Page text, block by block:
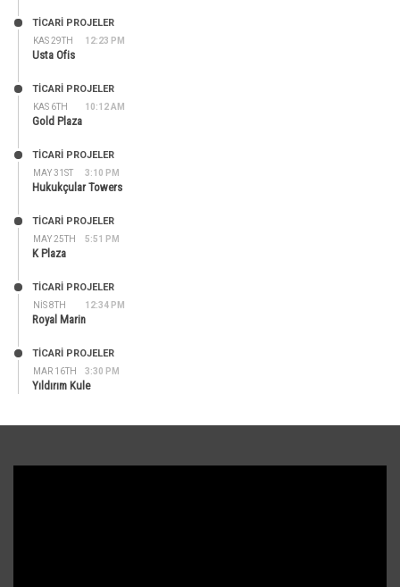
KAS 29TH 12:23 PM
TİCARİ PROJELER
Usta Ofis
KAS 6TH 10:12 AM
TİCARİ PROJELER
Gold Plaza
MAY 31ST 3:10 PM
TİCARİ PROJELER
Hukukçular Towers
MAY 25TH 5:51 PM
TİCARİ PROJELER
K Plaza
NIS 8TH 12:34 PM
TİCARİ PROJELER
Royal Marin
MAR 16TH 3:30 PM
TİCARİ PROJELER
Yıldırım Kule